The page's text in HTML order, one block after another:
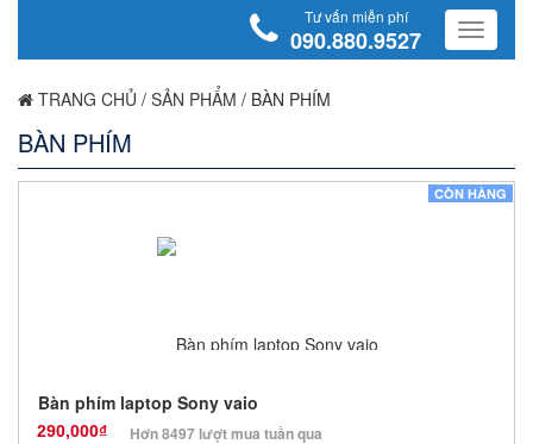
Tư vấn miễn phí
090.880.9527
TRANG CHỦ / SẢN PHẨM / BÀN PHÍM
BÀN PHÍM
CÒN HÀNG
Bàn phím laptop Sony vaio
290,000₫ Hơn 8497 lượt mua tuần qua